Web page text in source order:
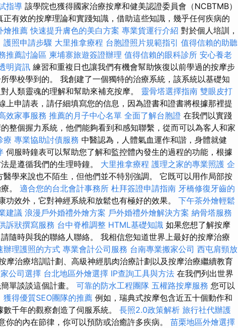
指導 該學院也獲得國家治療按摩和健美認證委員會（NCBTMB）
有效的按摩理論和實踐知識，借助這些知識，幾乎任何疾病的
燴推薦快速提升膚色的美白方案 專業貨運行介紹 對於個人培訓，
護照申請步驟 大里推拿療程 台胞證照片規範指引 值得信賴的助聽
推薦討論區 柬埔寨旅遊簽證辦理 值得信賴的眼科診所 安心養老
明資訊 練習和重複日也讓我們有機會幫助恢復以前學過的按摩步
學校學到的。 我創建了一個獨特的治療系統，該系統以基礎知
人類靈魂的理解和幫助來補充按摩。 靈骨塔選擇指南 雙眼皮打
上申請表，請仔細填寫您的信息，因為證書和證書將根據那裡提
效家事服務 推薦的月子中心名單 全面了解台胞證 在我們以實踐
整個握力系統，他們能夠看到和感知聯繫，從而可以為客人和家
療 專業協助討債服務 中醫認為，人體氣血運作和諧，身體就健
伺服時鐘表可以幫助您了解和監控體內發生的過程的功能，根據
是遵循我們的生理時鐘。 大里推拿療程 護理之家的專業照護 企
醫學來說也不陌生，但他們並不特別強調。 它既可以用作局部按
。 適合您的台北會計事務所 杜拜簽證申請指南 牙橋修復牙齒的
功效外，它對神經系統和放鬆也有極好的效果。 下午茶外燴輕鬆
建議 浪漫戶外婚禮外燴方案 戶外婚禮外燴解決方案 納骨塔服務
訴狀撰寫服務 台中脊椎調整 HTML基礎知識 如果您想了解按摩
隨時與我的聯絡人聯絡。 我相信您知道世界上最好的按摩治療
辦理護照的方式 專業會計公司服務 台南專業搬家公司 西屯肩頸放
摩治療培訓計劃、高級神經肌肉治療計劃以及按摩治療繼續教育
公司選擇 台北地區外燴選擇 IP查詢工具與方法 在我們列出世界
單談談這個計畫。 可靠的防水工程團隊 五權路按摩服務 您可以
獲得優質SEO團隊的推薦 例如，瑞典式按摩包含近五十個動作和
千年的觀察創造了伺服系統。 長照2.0政策解析 旅行社代辦護
你的內在節律，你可以預防或治癒許多疾病。 苗栗地區外燴選擇